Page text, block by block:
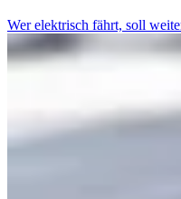
Wer elektrisch fährt, soll